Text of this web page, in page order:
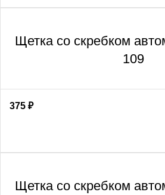
Щетка со скребком
109
375 ₽
Щетка со скребком